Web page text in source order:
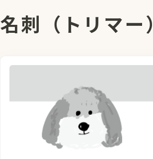
名刺（トリマー）